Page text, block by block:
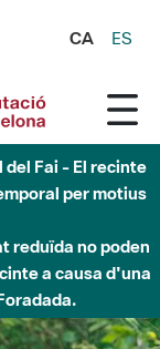
CA ES
Fai - El recinte
per motius
reduïda no poden
a causa d'una